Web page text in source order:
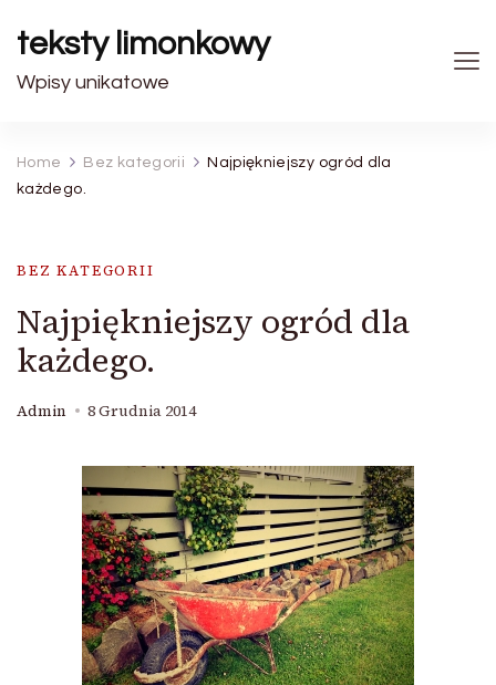
teksty limonkowy
Wpisy unikatowe
Home Bez kategorii
Najpiękniejszy ogród dla
każdego.
BEZ KATEGORII
Najpiękniejszy ogród dla
każdego.
Admin 8 Grudnia 2014